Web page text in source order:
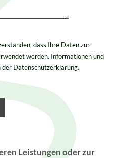
dass Ihre Daten zur
werden. Informationen und
Datenschutzerklärung.
Leistungen oder zur